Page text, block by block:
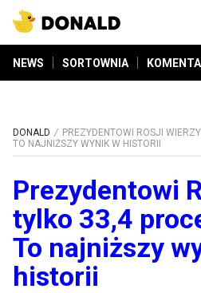
NEWS SORTOWNIA
DONALD
PREZYDENTOWI ROSJI
TO NAJNIŻSZY WYNIK W HISTORII
Prezydentowi
tylko 33,4
To najniższy
historii